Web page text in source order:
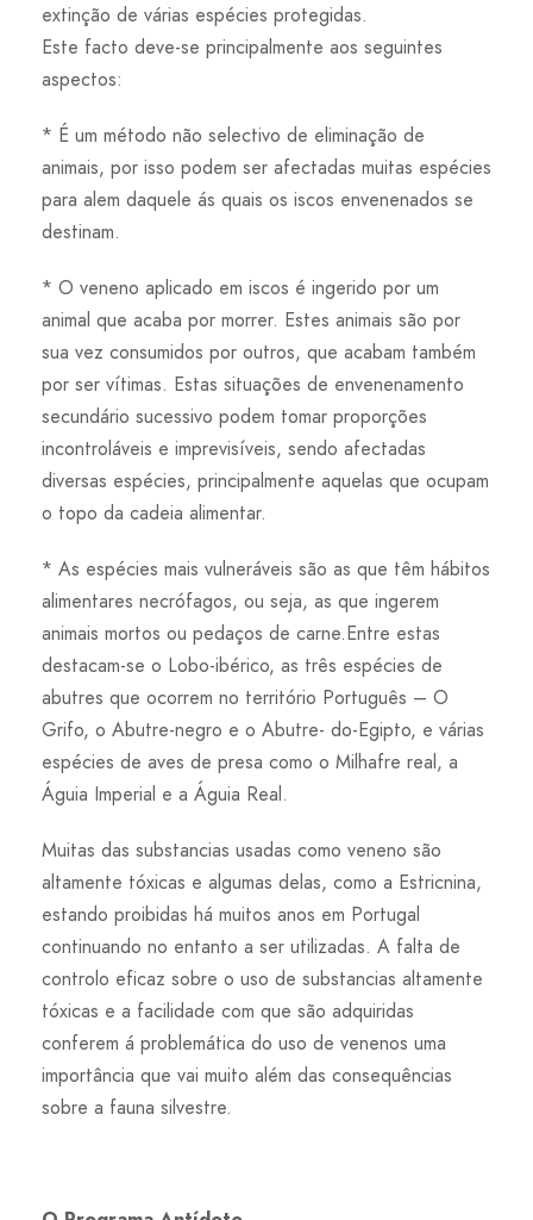
extinção de várias espécies protegidas.
Este facto deve-se principalmente aos seguintes
aspectos:
* É um método não selectivo de eliminação de
animais, por isso podem ser afectadas muitas espécies
para alem daquele ás quais os iscos envenenados se
destinam.
* O veneno aplicado em iscos é ingerido por um
animal que acaba por morrer. Estes animais são por
sua vez consumidos por outros, que acabam também
por ser vítimas. Estas situações de envenenamento
secundário sucessivo podem tomar proporções
incontroláveis e imprevisíveis, sendo afectadas
diversas espécies, principalmente aquelas que ocupam
o topo da cadeia alimentar.
* As espécies mais vulneráveis são as que têm hábitos
alimentares necrófagos, ou seja, as que ingerem
animais mortos ou pedaços de carne.Entre estas
destacam-se o Lobo-ibérico, as três espécies de
abutres que ocorrem no território Português – O
Grifo, o Abutre-negro e o Abutre- do-Egipto, e várias
espécies de aves de presa como o Milhafre real, a
Águia Imperial e a Águia Real.
Muitas das substancias usadas como veneno são
altamente tóxicas e algumas delas, como a Estricnina,
estando proibidas há muitos anos em Portugal
continuando no entanto a ser utilizadas. A falta de
controlo eficaz sobre o uso de substancias altamente
tóxicas e a facilidade com que são adquiridas
conferem á problemática do uso de venenos uma
importância que vai muito além das consequências
sobre a fauna silvestre.